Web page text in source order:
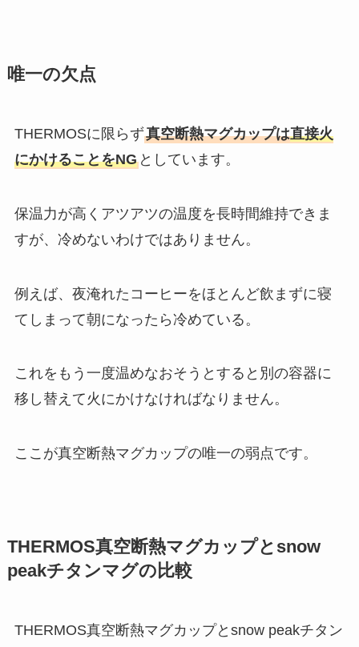
唯一の欠点
THERMOSに限らず真空断熱マグカップは直接火
にかけることをNGとしています。
保温力が高くアツアツの温度を長時間維持できま
すが、冷めないわけではありません。
例えば、夜淹れたコーヒーをほとんど飲まずに寝
てしまって朝になったら冷めている。
これをもう一度温めなおそうとすると別の容器に
移し替えて火にかけなければなりません。
ここが真空断熱マグカップの唯一の弱点です。
THERMOS真空断熱マグカップとsnow
peakチタンマグの比較
THERMOS真空断熱マグカップとsnow peakチタン